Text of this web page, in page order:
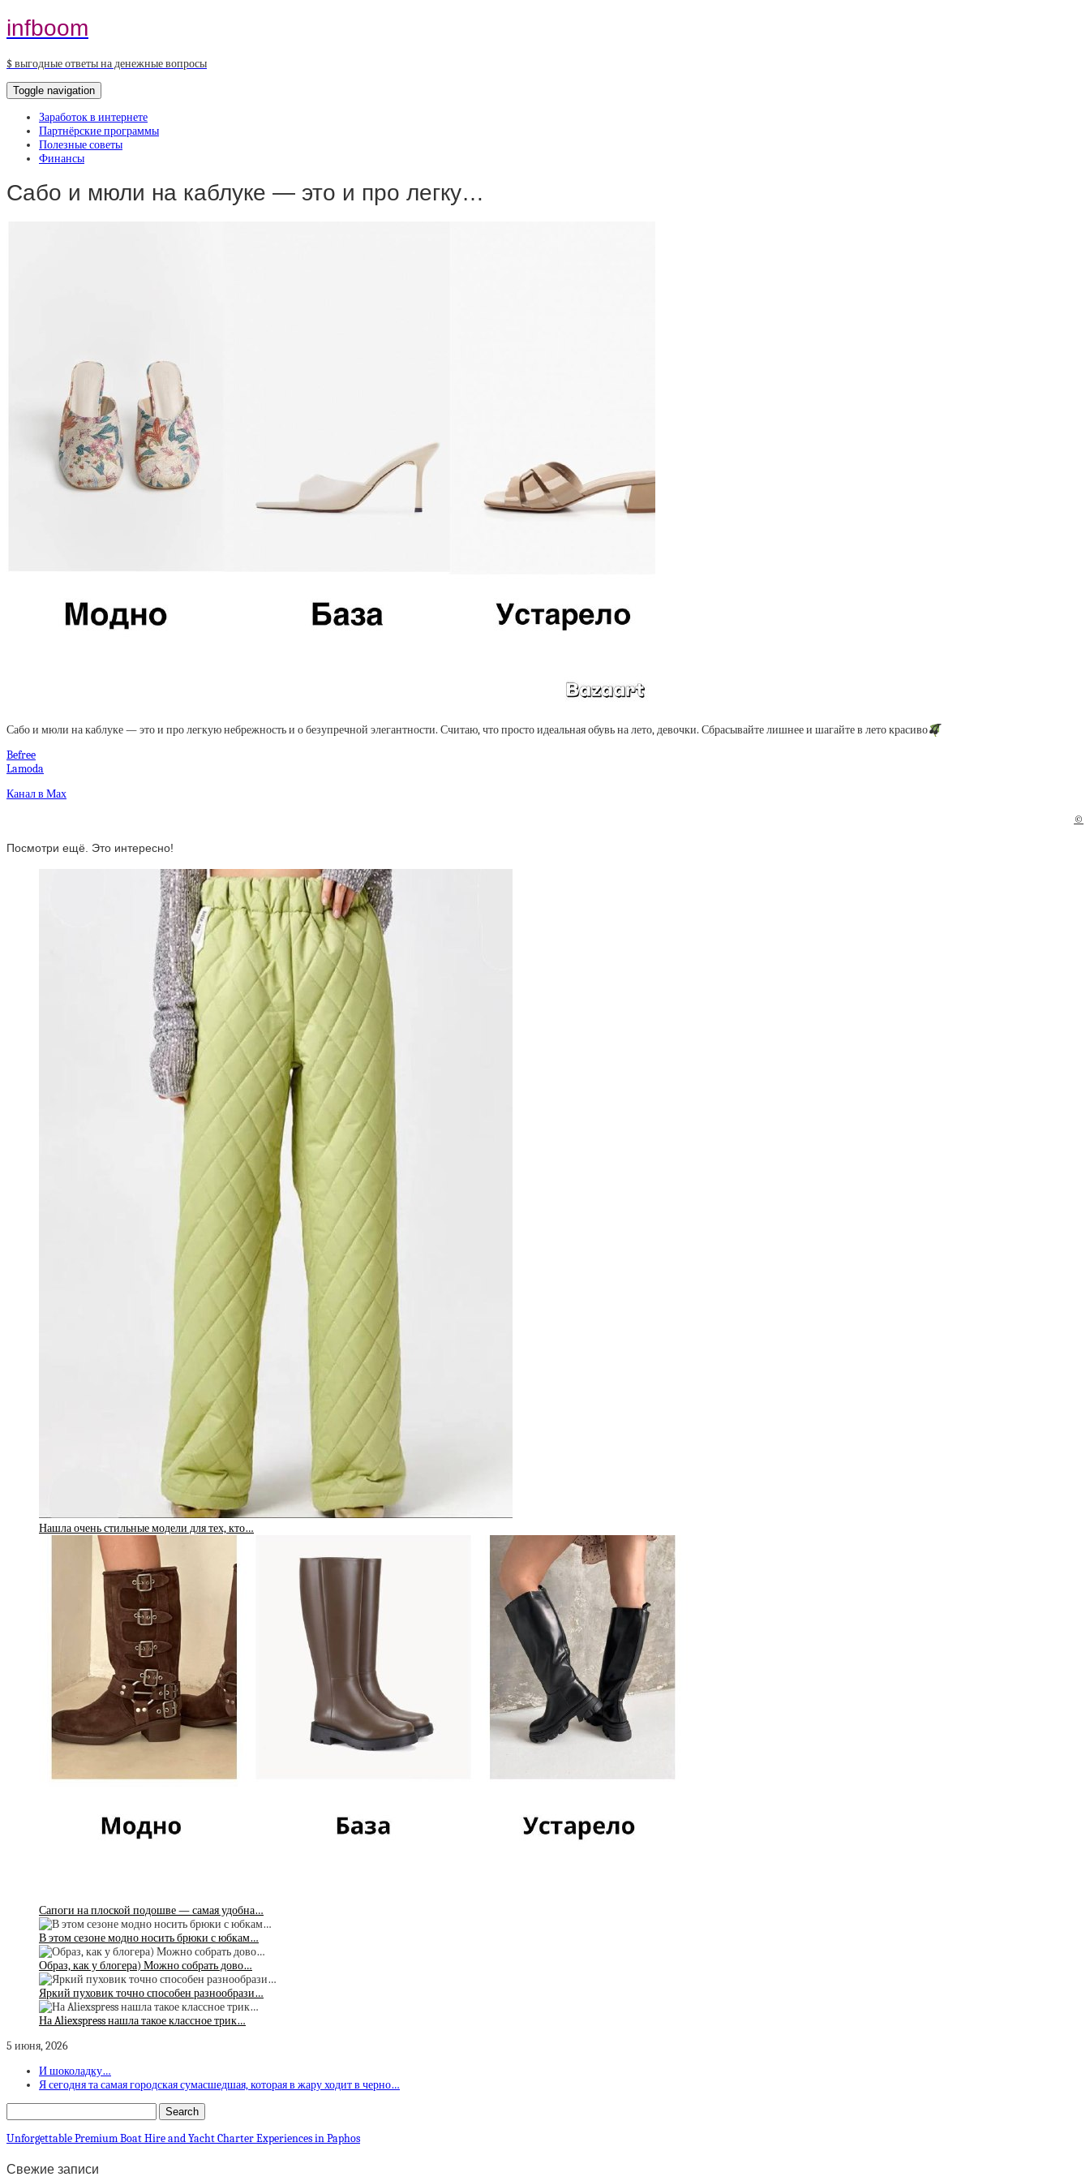
infboom
$ выгодные ответы на денежные вопросы
Toggle navigation
Заработок в интернете
Партнёрские программы
Полезные советы
Финансы
Сабо и мюли на каблуке — это и про легку…
Сабо и мюли на каблуке — это и про легкую небрежность и о безупречной элегантности. Считаю, что просто идеальная обувь на лето, девочки. Сбрасывайте лишнее и шагайте в лето красиво🍒
Befree
Lamoda
Канал в Мах
©
Посмотри ещё. Это интересно!
Нашла очень стильные модели для тех, кто…
Сапоги на плоской подошве — самая удобна…
В этом сезоне модно носить брюки с юбкам…
Образ, как у блогера) Можно собрать дово…
Яркий пуховик точно способен разнообрази…
На Aliexspress нашла такое классное трик…
5 июня, 2026
И шоколадку…
Я сегодня та самая городская сумасшедшая, которая в жару ходит в черно…
Unforgettable Premium Boat Hire and Yacht Charter Experiences in Paphos
Свежие записи